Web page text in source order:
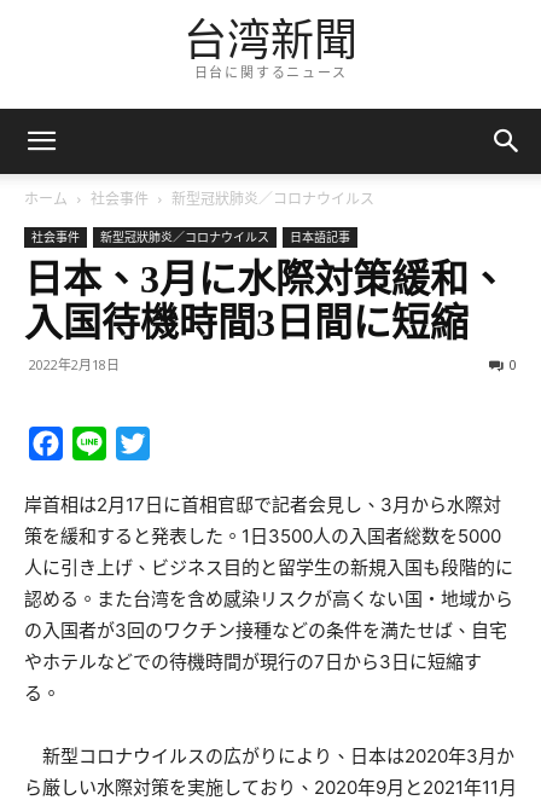
台湾新聞
日台に関するニュース
ホーム 社会事件 新型冠狀肺炎／コロナウイルス
社会事件 新型冠狀肺炎／コロナウイルス 日本語記事
日本、3月に水際対策緩和、
入国待機時間3日間に短縮
2022年2月18日 0
Facebook
Line
岸首相は2月17日に首相官邸で記者会見し、3月から水際対
策を緩和すると発表した。1日3500人の入国者総数を5000
人に引き上げ、ビジネス目的と留学生の新規入国も段階的に
認める。また台湾を含め感染リスクが高くない国・地域から
の入国者が3回のワクチン接種などの条件を満たせば、自宅
やホテルなどでの待機時間が現行の7日から3日に短縮す
る。
新型コロナウイルスの広がりにより、日本は2020年3月か
ら厳しい水際対策を実施しており、2020年9月と2021年11月